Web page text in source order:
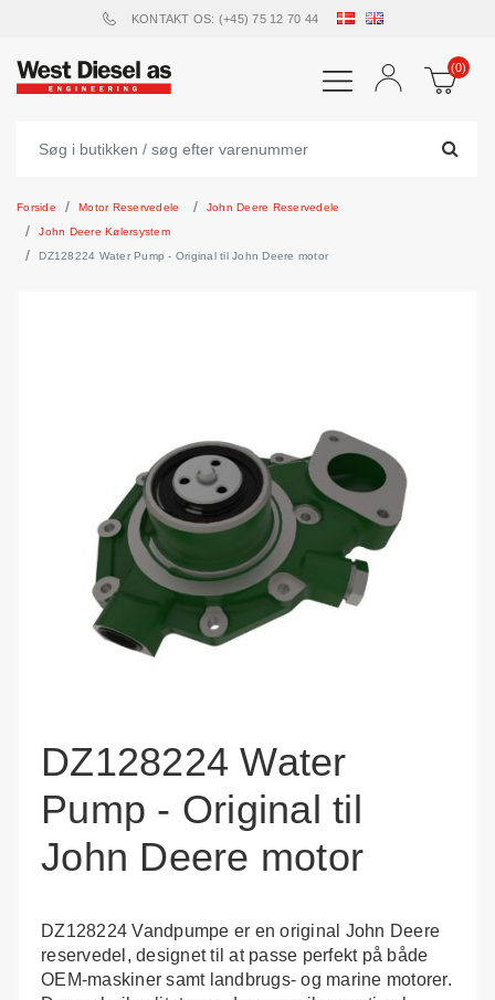
KONTAKT OS: (+45) 75 12 70 44
(0)
Forside Motor Reservedele
John Deere Reservedele
John Deere Kølersystem
DZ128224 Water Pump - Original til John Deere motor
DZ128224 Water
Pump - Original til
John Deere motor
DZ128224 Vandpumpe er en original John Deere
reservedel, designet til at passe perfekt på både
OEM-maskiner samt landbrugs- og marine motorer.